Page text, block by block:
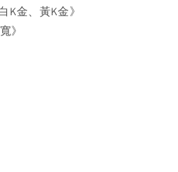
K金、黃K金》
》